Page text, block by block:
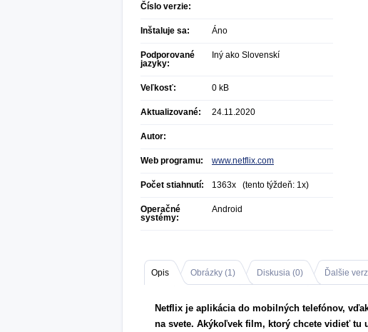
Číslo verzie:
Inštaluje sa: Áno
Podporované
jazyky:
Iný ako Slovenskí
Veľkosť: 0 kB
Aktualizované: 24.11.2020
Autor:
Web programu: www.netflix.com
Počet stiahnutí: 1363x (tento týždeň: 1x)
Operačné
systémy:
Android
Opis Obrázky (1) Diskusia (0) Ďalšie
Netflix je aplikácia do mobilných telefónov,
na svete. Akýkoľvek film, ktorý chcete vidieť tu